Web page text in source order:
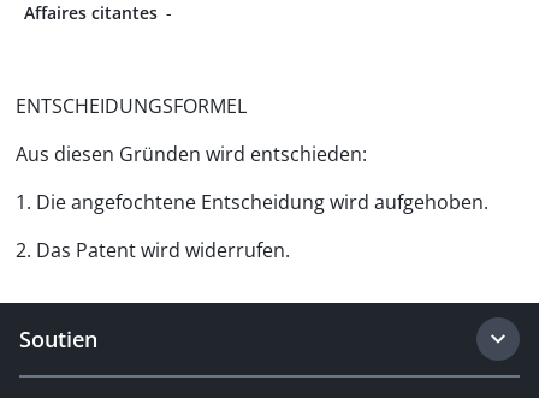
Affaires citantes -
ENTSCHEIDUNGSFORMEL
Aus diesen Gründen wird entschieden:
1. Die angefochtene Entscheidung wird aufgehoben.
2. Das Patent wird widerrufen.
Soutien